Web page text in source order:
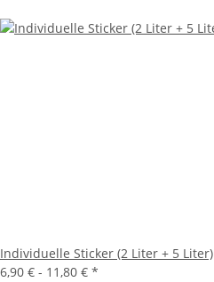
Individuelle Sticker (2 Liter + 5 Liter)
6,90 € - 11,80 € *